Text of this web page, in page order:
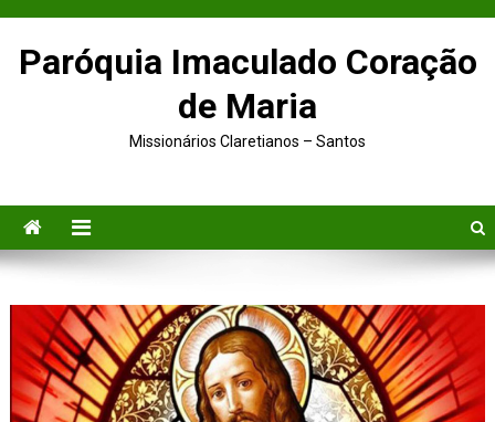
Paróquia Imaculado Coração
de Maria
Missionários Claretianos – Santos